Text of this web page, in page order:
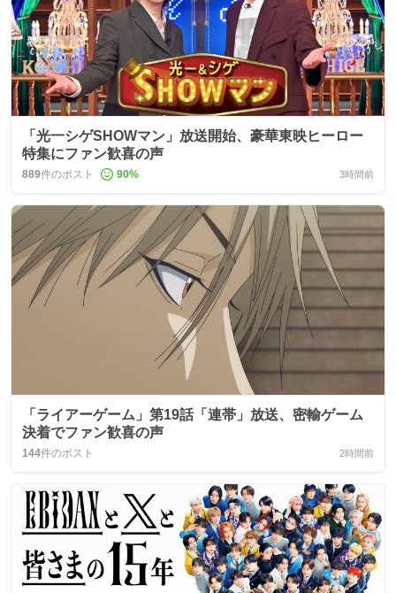
「光一シゲSHOWマン」放送開始、豪華東映ヒーロー
特集にファン歓喜の声
889件のポスト 90% 3時間前
「ライアーゲーム」第19話「連帯」放送、密輸ゲーム
決着でファン歓喜の声
144件のポスト 2時間前